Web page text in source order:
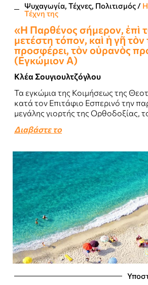
Ψυχαγωγία, Τέχνες, Πολιτισμός/
Τέχνη της
«Η Παρθένος σήμερον, ἐπὶ
μετέστη τόπον, καὶ ἡ γῆ
προσφέρει, τὸν οὐρανὸς
(Εγκώμιον Α)
Κλέα Σουγιουλτζόγλου
Τα εγκώμια της Κοιμήσεως της
κατά τον Επιτάφιο Εσπερινό την
μεγάλης γιορτής της Ορθοδοξίας,
Διαβάστε το